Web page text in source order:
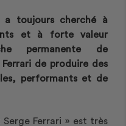
a toujours cherché à
et à forte valeur
permanente de
Ferrari de produire des
performants et de
Serge Ferrari » est très